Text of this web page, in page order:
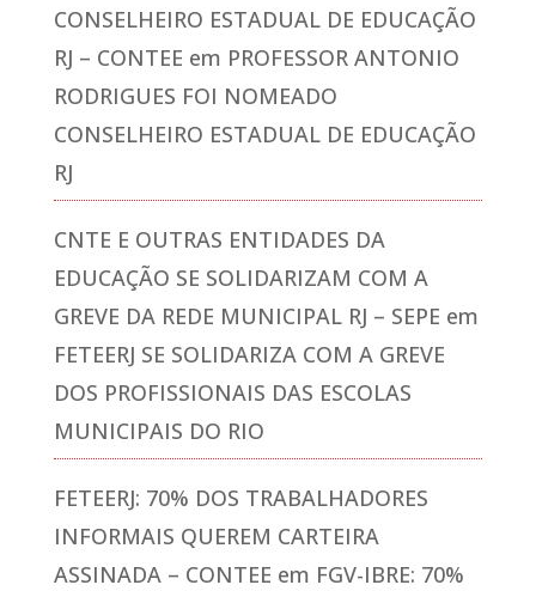
CONSELHEIRO ESTADUAL DE EDUCAÇÃO
RJ – CONTEE em PROFESSOR ANTONIO
RODRIGUES FOI NOMEADO
CONSELHEIRO ESTADUAL DE EDUCAÇÃO
RJ
CNTE E OUTRAS ENTIDADES DA
EDUCAÇÃO SE SOLIDARIZAM COM A
GREVE DA REDE MUNICIPAL RJ – SEPE em
FETEERJ SE SOLIDARIZA COM A GREVE
DOS PROFISSIONAIS DAS ESCOLAS
MUNICIPAIS DO RIO
FETEERJ: 70% DOS TRABALHADORES
INFORMAIS QUEREM CARTEIRA
ASSINADA – CONTEE em FGV-IBRE: 70%